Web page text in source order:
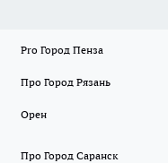
Pro Город Пенза
Про Город Рязань
Орен
Про Город Саранск